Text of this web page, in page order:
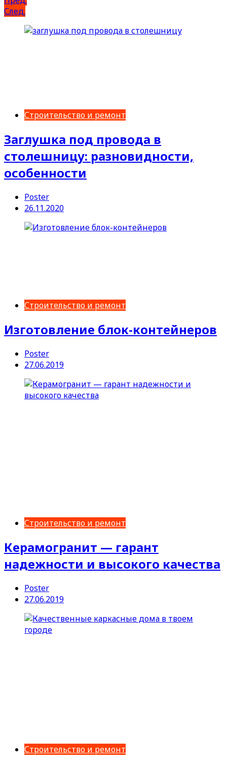
След.
Строительство и ремонт
Заглушка под провода в
столешницу: разновидности,
особенности
Poster
26.11.2020
Строительство и ремонт
Изготовление блок-контейнеров
Poster
27.06.2019
Строительство и ремонт
Керамогранит — гарант
надежности и высокого качества
Poster
27.06.2019
Строительство и ремонт